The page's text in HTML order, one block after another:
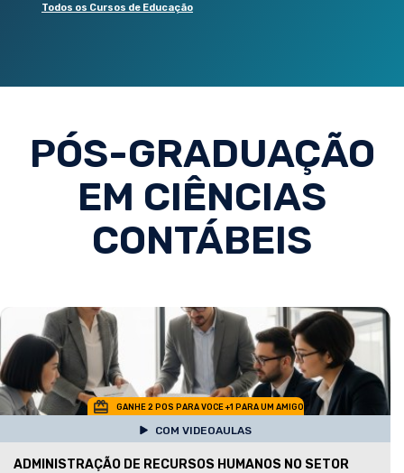
Todos os Cursos de Educação
PÓS-GRADUAÇÃO
EM CIÊNCIAS
CONTÁBEIS
GANHE 2 POS PARA VOCE +1 PARA UM AMIGO
COM VIDEOAULAS
ADMINISTRAÇÃO DE RECURSOS HUMANOS NO SETOR